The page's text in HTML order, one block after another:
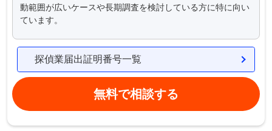
動範囲が広いケースや長期調査を検討している方に特に向い
ています。
探偵業届出証明番号一覧
無料で相談する